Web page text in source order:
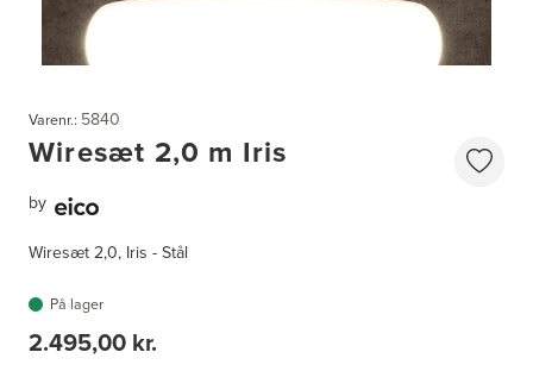
Varenr.: 5840
Wiresæt 2,0 m Iris
by
Wiresæt 2,0, Iris - Stål
På lager
2.495,00 kr.